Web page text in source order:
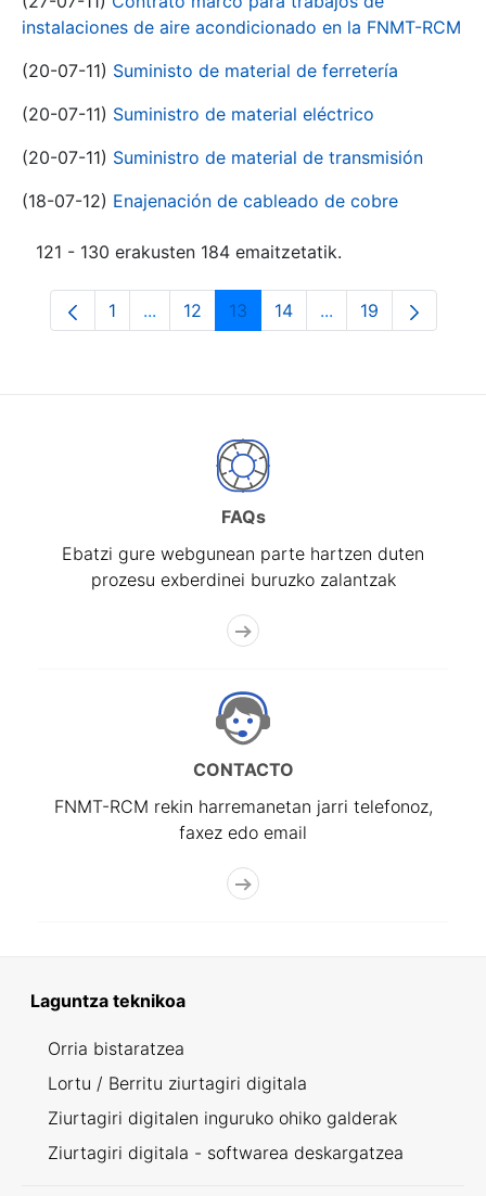
instalaciones de aire acondicionado en la FNMT-RCM
(20-07-11) Suministo de material de ferretería
(20-07-11) Suministro de material eléctrico
(20-07-11) Suministro de material de transmisión
(18-07-12) Enajenación de cableado de cobre
121 - 130 erakusten 184 emaitzetatik.
Orrialdea
1 ...Intermediate Pages Use TAB to navigate.
Orrialdea
12 Orrialdea
13 Orrialdea
14 ...Intermediate
Orrialdea
19
FAQs
Ebatzi gure webgunean parte hartzen duten
prozesu exberdinei buruzko zalantzak
CONTACTO
FNMT-RCM rekin harremanetan jarri telefonoz,
faxez edo email
Laguntza teknikoa
Orria bistaratzea
Lortu / Berritu ziurtagiri digitala
Ziurtagiri digitalen inguruko ohiko galderak
Ziurtagiri digitala - softwarea deskargatzea